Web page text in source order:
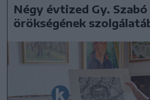
Négy évtized Gy. Szabó
örökségének